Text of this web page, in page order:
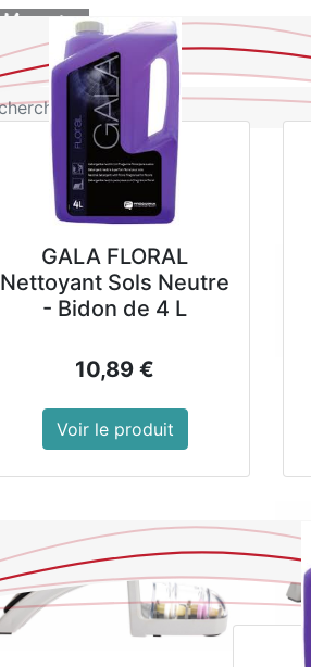
BOUTIQUE
GALA FLORAL
Nettoyant Sols Neutre
- Bidon de 4 L
10,89 €
Voir le produit